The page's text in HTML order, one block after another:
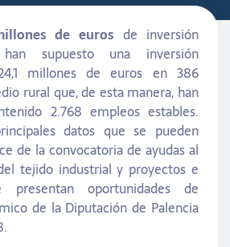
de euros de inversión
supuesto una inversión
millones de euros en 386
rural que, de esta manera, han
2.768 empleos estables.
datos que se pueden
de la convocatoria de ayudas al
tejido industrial y proyectos e
presentan oportunidades de
de la Diputación de Palencia